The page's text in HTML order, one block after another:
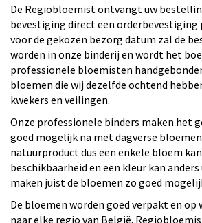
De Regiobloemist ontvangt uw
bevestiging direct een orderbevestiging
voor de gekozen bezorg datum zal de
worden in onze binderij en wordt het
professionele bloemisten
bloemen die wij dezelfde ochtend
kwekers en veilingen.
Onze professionele binders maken het
goed mogelijk na met dagverse
natuurproduct dus een enkele bloem
beschikbaarheid en een kleur kan
maken juist de bloemen zo goed
De bloemen worden goed verpakt en op
naar elke regio van België.